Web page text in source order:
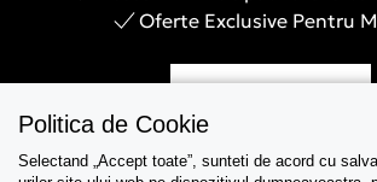
Oferte Exclusive Pentru
Politica de Cookie
Selectand „Accept toate”, sunteti de acord cu